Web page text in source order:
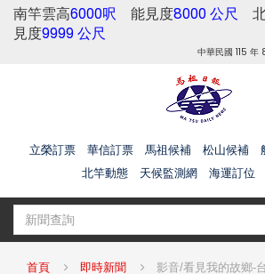
南竿雲高6000呎 能見度8000 公尺
見度9999 公尺
中華民國 115
立榮訂票 華信訂票 馬祖候補 松山候補
北竿動態
天候監測網 海運訂位
首頁 即時新聞 影音/看見我的故鄉-